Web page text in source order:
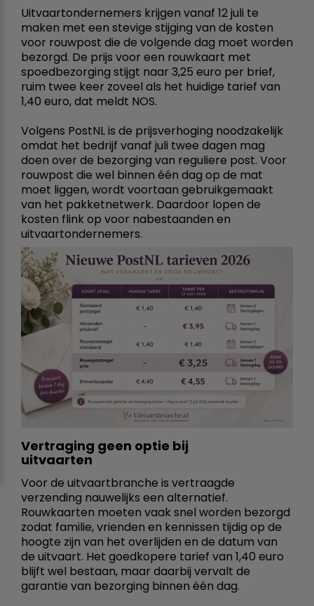
Uitvaartondernemers krijgen vanaf 12 juli te
maken met een stevige stijging van de kosten
voor rouwpost die de volgende dag moet worden
bezorgd. De prijs voor een rouwkaart met
spoedbezorging stijgt naar 3,25 euro per brief,
ruim twee keer zoveel als het huidige tarief van
1,40 euro, dat meldt NOS.
Volgens PostNL is de prijsverhoging noodzakelijk
omdat het bedrijf vanaf juli twee dagen mag
doen over de bezorging van reguliere post. Voor
rouwpost die wel binnen één dag op de mat
moet liggen, wordt voortaan gebruikgemaakt
van het pakketnetwerk. Daardoor lopen de
kosten flink op voor nabestaanden en
uitvaartondernemers.
Vertraging geen optie bij
uitvaarten
Voor de uitvaartbranche is vertraagde
verzending nauwelijks een alternatief.
Rouwkaarten moeten vaak snel worden bezorgd
zodat familie, vrienden en kennissen tijdig op de
hoogte zijn van het overlijden en de datum van
de uitvaart. Het goedkopere tarief van 1,40 euro
blijft wel bestaan, maar daarbij vervalt de
garantie van bezorging binnen één dag.